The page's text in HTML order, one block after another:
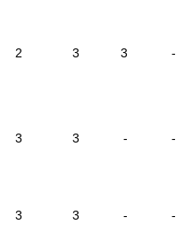
-
3
3
2
-
-
3
3
-
-
3
3